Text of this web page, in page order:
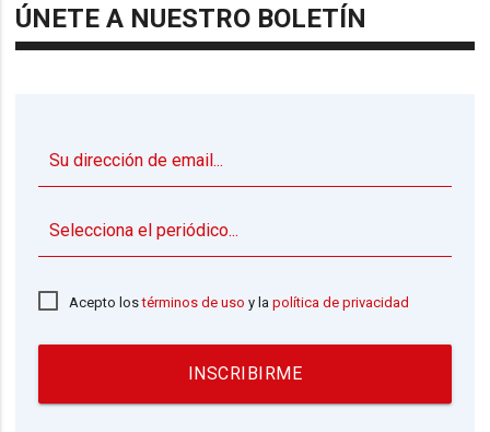
ÚNETE A NUESTRO BOLETÍN
Acepto lostérminos de uso y lapolítica de privacidad
INSCRIBIRME